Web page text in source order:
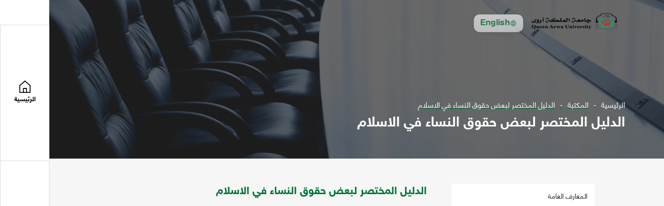
English
الرئيسية الرئيسية المكتبة الدليل المختصر لبعض حقوق النساء في الاسلام
الدليل المختصر لبعض حقوق النساء في الاسلام
المعارف العامة
الدليل المختصر لبعض حقوق النساء في الاسلام